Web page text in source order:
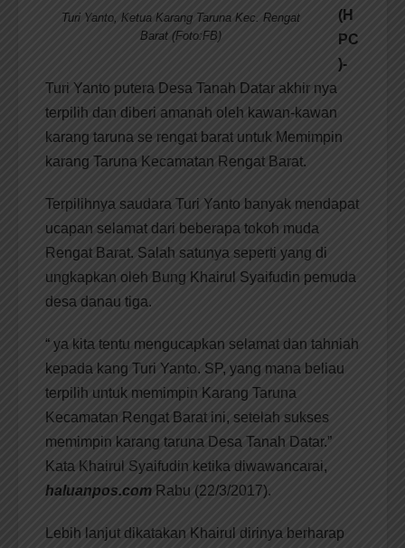
Turi Yanto, Ketua Karang Taruna Kec. Rengat
Barat (Foto:FB)
(H
PC
)-
Turi Yanto putera Desa Tanah Datar akhir nya
terpilih dan diberi amanah oleh kawan-kawan
karang taruna se rengat barat untuk Memimpin
karang Taruna Kecamatan Rengat Barat.
Terpilihnya saudara Turi Yanto banyak mendapat
ucapan selamat dari beberapa tokoh muda
Rengat Barat. Salah satunya seperti yang di
ungkapkan oleh Bung Khairul Syaifudin pemuda
desa danau tiga.
“ ya kita tentu mengucapkan selamat dan tahniah
kepada kang Turi Yanto. SP, yang mana beliau
terpilih untuk memimpin Karang Taruna
Kecamatan Rengat Barat ini, setelah sukses
memimpin karang taruna Desa Tanah Datar.”
Kata Khairul Syaifudin ketika diwawancarai,
haluanpos.com Rabu (22/3/2017).
Lebih lanjut dikatakan Khairul dirinya berharap